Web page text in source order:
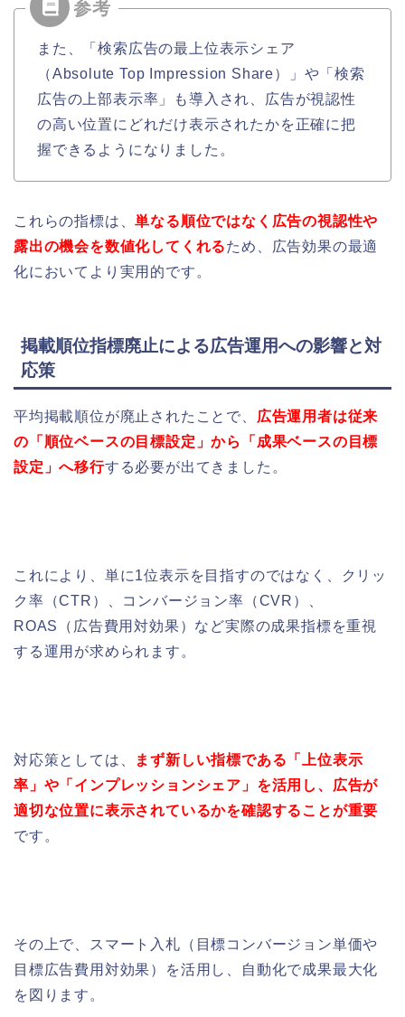
また、「検索広告の最上位表示シェア
（Absolute Top Impression Share）」や「検索
広告の上部表示率」も導入され、広告が視認性
の高い位置にどれだけ表示されたかを正確に把
握できるようになりました。
これらの指標は、単なる順位ではなく広告の視認性や
露出の機会を数値化してくれるため、広告効果の最適
化においてより実用的です。
掲載順位指標廃止による広告運用への影響と対
応策
平均掲載順位が廃止されたことで、 広告運用者は従来
の「順位ベースの目標設定」から「成果ベースの目標
設定」へ移行する必要が出てきました。
これにより、単に1位表示を目指すのではなく、クリッ
ク率（CTR）、コンバージョン率（CVR）、
ROAS（広告費用対効果）など実際の成果指標を重視
する運用が求められます。
対応策としては、
まず新しい指標である「上位表示
率」や「インプレッションシェア」を活用し、広告が
適切な位置に表示されているかを確認することが重要
です。
その上で、スマート入札（目標コンバージョン単価や
目標広告費用対効果）を活用し、自動化で成果最大化
を図ります。